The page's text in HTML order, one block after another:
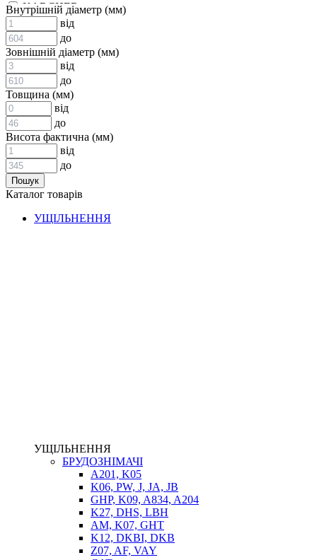
KARCHER
EPDM
СПЕЦІАЛЬНІ
ВСТАВКИ МУФТ (ЗІРОЧКИ)
ГІДРАВЛІКА
АДАПТЕРИ
КЛАПАНИ
КРАНИ, ДИВЕРТОРИ
ВТУЛКИ
Внутрішній діаметр (мм)
від
до
Зовнішній діаметр (мм)
від
до
Товщина (мм)
від
до
Висота фактична (мм)
від
до
Каталог товарів
УЩІЛЬНЕННЯ
УЩІЛЬНЕННЯ
БРУДОЗНІМАЧІ
A201, K05
K06, PW, J, JA, JB
GHP, K09, A834, A204
K27, DHS, LBH
AM, K07, GHT
K12, DKBI, DKB
Z07, AF, VAY